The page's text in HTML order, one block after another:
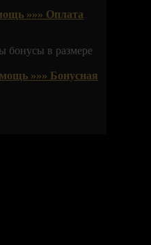
»»» Оплата
бонусы в размере
»»» Бонусная